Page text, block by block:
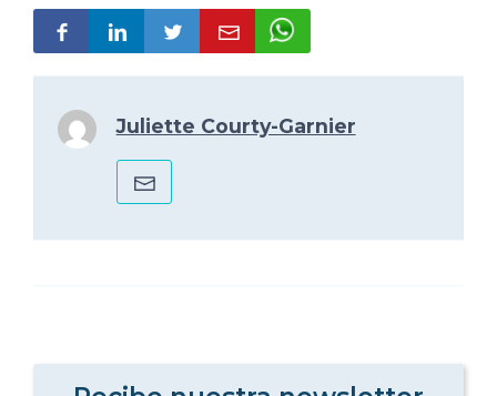
Juliette Courty-Garnier